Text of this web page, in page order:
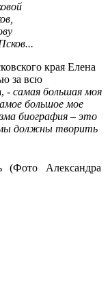
края Елена
за всю
- самая большая моя
большое мое
биография – это
должны творить